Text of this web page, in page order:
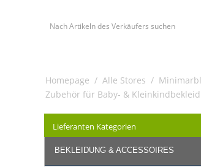
Homepage / Alle Stores /
Zubehör für Baby- &
Lieferanten Kategorien
BEKLEIDUNG & ACCESSOIRES